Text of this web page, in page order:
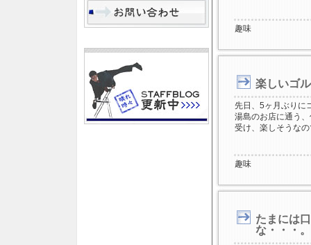
趣味
楽しいゴ
先日、5ヶ月ぶりに
湯島のお店に通う
受け、楽しそうな
趣味
たまには
な・・・。